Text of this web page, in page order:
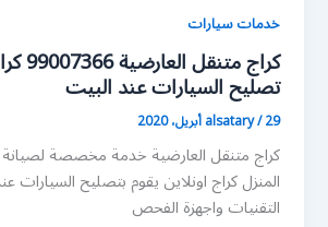
خدمات سيارات
كراج
تصليح السيارات عند البيت
alsatary/29 أبريل، 2020
كراج متنقل العارضية خدمة مخصصة لصيانة
المنزل كراج اونلاين يقوم بتصليح السيارات
التقنيات واجهزة الفحص